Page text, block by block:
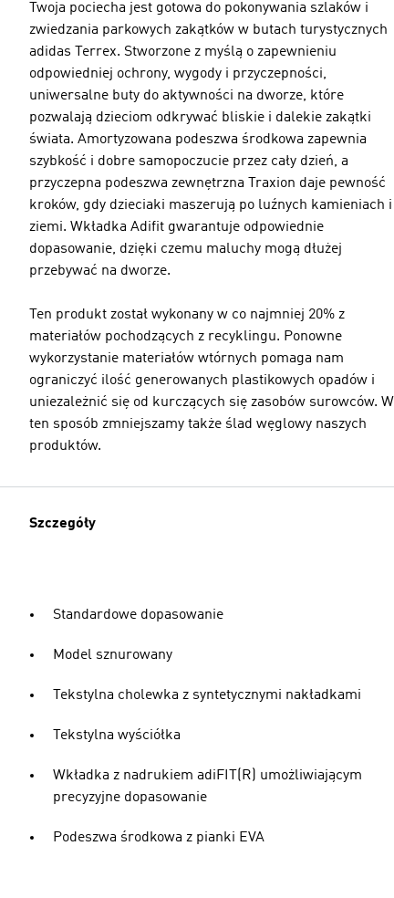
Twoja pociecha jest gotowa do pokonywania szlaków i
zwiedzania parkowych zakątków w butach turystycznych
adidas Terrex. Stworzone z myślą o zapewnieniu
odpowiedniej ochrony, wygody i przyczepności,
uniwersalne buty do aktywności na dworze, które
pozwalają dzieciom odkrywać bliskie i dalekie zakątki
świata. Amortyzowana podeszwa środkowa zapewnia
szybkość i dobre samopoczucie przez cały dzień, a
przyczepna podeszwa zewnętrzna Traxion daje pewność
kroków, gdy dzieciaki maszerują po luźnych kamieniach i
ziemi. Wkładka Adifit gwarantuje odpowiednie
dopasowanie, dzięki czemu maluchy mogą dłużej
przebywać na dworze.
Ten produkt został wykonany w co najmniej 20% z
materiałów pochodzących z recyklingu. Ponowne
wykorzystanie materiałów wtórnych pomaga nam
ograniczyć ilość generowanych plastikowych opadów i
uniezależnić się od kurczących się zasobów surowców. W
ten sposób zmniejszamy także ślad węglowy naszych
produktów.
Szczegóły
Standardowe dopasowanie
Model sznurowany
Tekstylna cholewka z syntetycznymi nakładkami
Tekstylna wyściółka
Wkładka z nadrukiem adiFIT(R) umożliwiającym
precyzyjne dopasowanie
Podeszwa środkowa z pianki EVA